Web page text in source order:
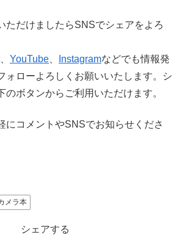
ただけましたらSNSでシェアをよろ
YouTube Instagramなどでも情報発
ォローよろしくお願いいたします。シ
のボタンからご利用いただけます。
にコメントやSNSでお知らせくださ
メラ本
シェアする